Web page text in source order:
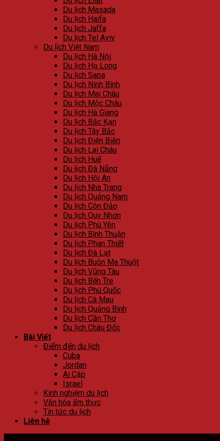
Du lịch Masada
Du lịch Haifa
Du lịch Jaffa
Du lịch Tel Aviv
Du lịch Việt Nam
Du lịch Hà Nội
Du lịch Hạ Long
Du lịch Sapa
Du lịch Ninh Bình
Du lịch Mai Châu
Du lịch Mộc Châu
Du lịch Hà Giang
Du lịch Bắc Kạn
Du lịch Tây Bắc
Du lịch Điện Biên
Du lịch Lai Châu
Du lịch Huế
Du lịch Đà Nẵng
Du lịch Hội An
Du lịch Nha Trang
Du lịch Quảng Nam
Du lịch Côn Đảo
Du lịch Quy Nhơn
Du lịch Phú Yên
Du lịch Bình Thuận
Du lịch Phan Thiết
Du lịch Đà Lạt
Du lịch Buôn Ma Thuột
Du lịch Vũng Tàu
Du lịch Bến Tre
Du lịch Phú Quốc
Du lịch Cà Mau
Du lịch Quảng Bình
Du lịch Cần Thơ
Du lịch Châu Đốc
Bài Viết
Điểm đến du lịch
Cuba
Jordan
Ai Cập
Israel
Kinh nghiệm du lịch
Văn hóa ẩm thực
Tin tức du lịch
Liên hệ